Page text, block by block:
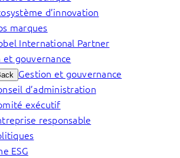
d’innovation
marques
International Partner
et gouvernance
Gestion et gouvernance
d’administration
exécutif
responsable
ESG